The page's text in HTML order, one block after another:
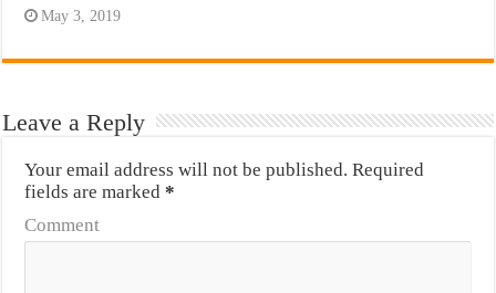
May 3, 2019
Leave a Reply
Your email address will not be published. Required
fields are marked*
Comment